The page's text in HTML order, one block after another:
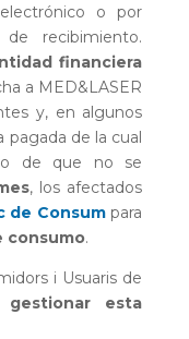
o por
recibimiento.
financiera
a MED&LASER
y, en algunos
pagada de la cual
de que no se
, los afectados
de Consumpara
consumo.
i Usuaris de
gestionar esta